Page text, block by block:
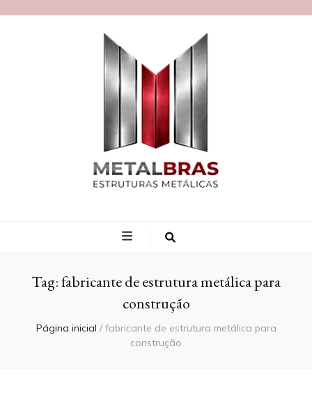
Tag:fabricante de estrutura metálica para
construção
Página inicial / fabricante de estrutura metálica para
construção